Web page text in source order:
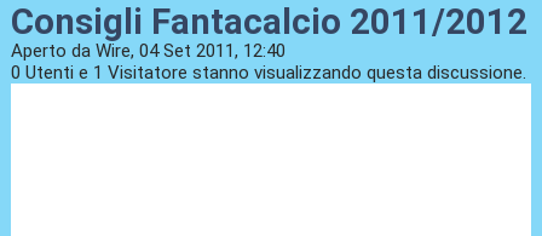
Consigli Fantacalcio 2011/2012
Aperto da Wire, 04 Set 2011, 12:40
0 Utenti e 1 Visitatore stanno visualizzando questa discussione.